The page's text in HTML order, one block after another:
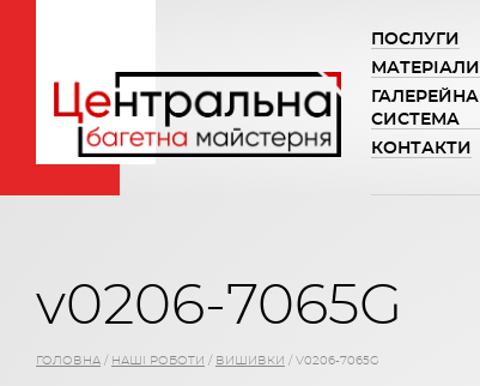
ПОСЛУГИ
МАТЕРІАЛИ
ГАЛЕРЕЙНА
СИСТЕМА
КОНТАКТИ
v0206-7065G
ГОЛОВНА / НАШІ РОБОТИ / ВИШИВКИ / V0206-7065G